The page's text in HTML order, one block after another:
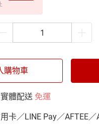
購物車
體配送 免運
卡／LINE Pay／AFTEE／